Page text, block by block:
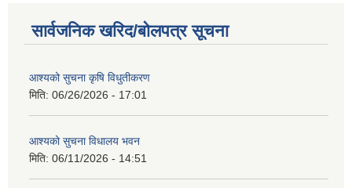
सार्वजनिक खरिद/बोलपत्र सूचना
आश्यको सुचना कृषि विधुतीकरण
मिति: 06/26/2026 - 17:01
आश्यको सुचना विधालय भवन
मिति: 06/11/2026 - 14:51